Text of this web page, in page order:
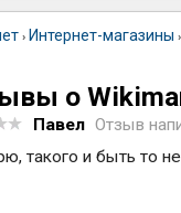
› Интернет-магазины ›
о
Павел Отзыв
такого и быть то